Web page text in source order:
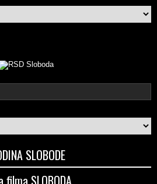
SLOBODE
SLOBODA